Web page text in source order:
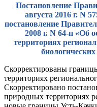
Постановление
августа 2016 г. N
постановление
2008 г. N 64-п «Об
территориях
Скорректированы
территориях
Скорректировано
природных территориях